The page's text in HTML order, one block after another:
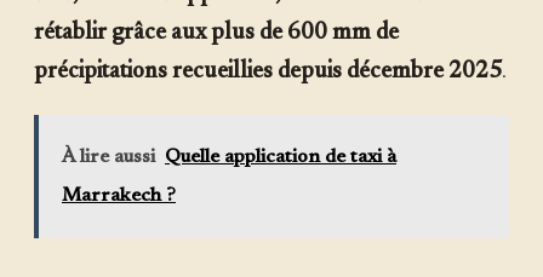
rétablir grâce aux plus de 600 mm de
précipitations recueillies depuis décembre 2025.
À lire aussi Quelle application de taxi à
Marrakech ?